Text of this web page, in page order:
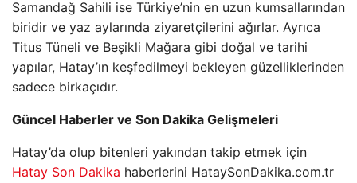
Samandağ Sahili ise Türkiye’nin en uzun kumsallarından
biridir ve yaz aylarında ziyaretçilerini ağırlar. Ayrıca
Titus Tüneli ve Beşikli Mağara gibi doğal ve tarihi
yapılar, Hatay’ın keşfedilmeyi bekleyen güzelliklerinden
sadece birkaçıdır.
Güncel Haberler ve Son Dakika Gelişmeleri
Hatay’da olup bitenleri yakından takip etmek için
Hatay Son Dakika haberlerini HataySonDakika.com.tr